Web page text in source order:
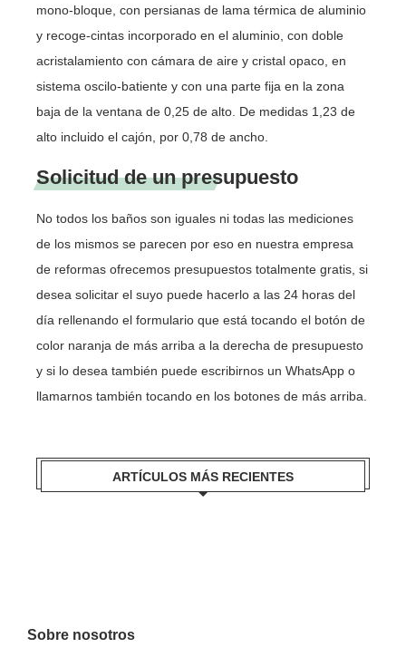
mono-bloque, con persianas de lama térmica de aluminio
y recoge-cintas incorporado en el aluminio, con doble
acristalamiento con cámara de aire y cristal opaco, en
sistema oscilo-batiente y con una parte fija en la zona
baja de la ventana de 0,25 de alto. De medidas 1,23 de
alto incluido el cajón, por 0,78 de ancho.
Solicitud de un presupuesto
No todos los baños son iguales ni todas las mediciones
de los mismos se parecen por eso en nuestra empresa
de reformas ofrecemos presupuestos totalmente gratis, si
desea solicitar el suyo puede hacerlo a las 24 horas del
día rellenando el formulario que está tocando el botón de
color naranja de más arriba a la derecha de presupuesto
y si lo desea también puede escribirnos un WhatsApp o
llamarnos también tocando en los botones de más arriba.
ARTÍCULOS MÁS RECIENTES
Sobre nosotros